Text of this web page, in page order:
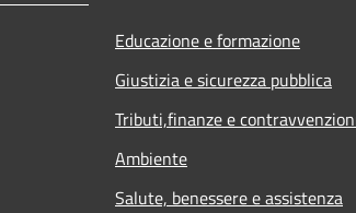
Educazione e formazione
Giustizia e sicurezza pubblica
Tributi,finanze e
Ambiente
Salute, benessere e assistenza